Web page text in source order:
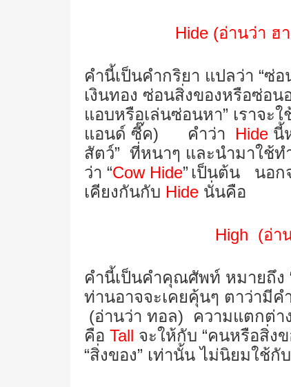
Hide (อ่านว่า ฮ
คำนี้เป็นคำกริยา แปลว่า “ซ่
เงินทอง ซ่อนสิ่งของหรือซ่อ
แอบหรือเล่นซ่อนหา” เราจะใ
แอนด์ ซี๊ค) คำว่า Hide นี้
สัตว์” ที่หนาๆ และนำมาใช้ท
ว่า “Cow Hide” เป็นต้น นอก
เคียงกันกับ Hide นั่นคือ
High (อ่า
คำนี้เป็นคำคุณศัพท์ หมายถึง
ท่านอาจจะเคยคุ้นๆ ตาว่ามี
(อ่านว่า ทอล) ความแตกต่า
คือ Tall จะให้กับ “คนหรือสิ่ง
“สิ่งของ” เท่านั้น ไม่นิยมใช้กั